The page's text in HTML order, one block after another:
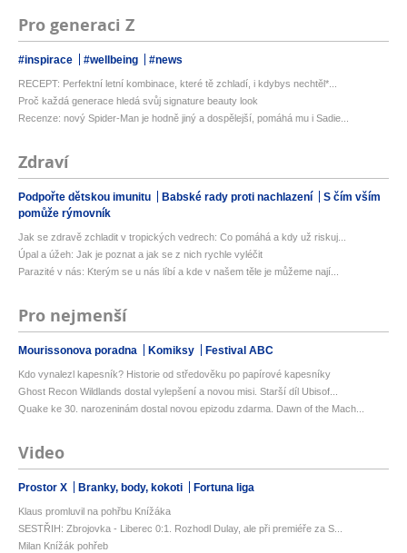
Pro generaci Z
#inspirace #wellbeing #news
RECEPT: Perfektní letní kombinace, které tě zchladí, i kdybys nechtěl*...
Proč každá generace hledá svůj signature beauty look
Recenze: nový Spider-Man je hodně jiný a dospělejší, pomáhá mu i Sadie...
Zdraví
Podpořte dětskou imunitu Babské rady proti nachlazení
S čím vším
pomůže rýmovník
Jak se zdravě zchladit v tropických vedrech: Co pomáhá a kdy už riskuj...
Úpal a úžeh: Jak je poznat a jak se z nich rychle vyléčit
Parazité v nás: Kterým se u nás líbí a kde v našem těle je můžeme nají...
Pro nejmenší
Mourissonova poradna Komiksy Festival ABC
Kdo vynalezl kapesník? Historie od středověku po papírové kapesníky
Ghost Recon Wildlands dostal vylepšení a novou misi. Starší díl Ubisof...
Quake ke 30. narozeninám dostal novou epizodu zdarma. Dawn of the Mach...
Video
Prostor X Branky, body, kokoti Fortuna liga
Klaus promluvil na pohřbu Knížáka
SESTŘIH: Zbrojovka - Liberec 0:1. Rozhodl Dulay, ale při premiéře za S...
Milan Knížák pohřeb